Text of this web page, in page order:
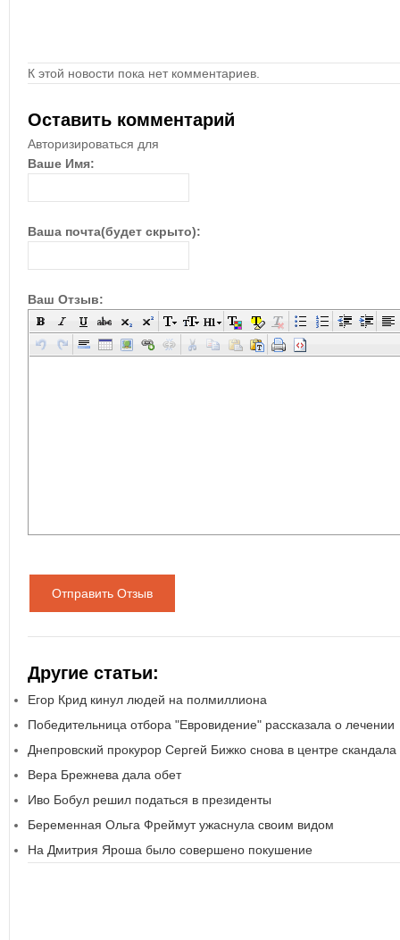
К этой новости пока нет комментариев.
Оставить комментарий
Авторизироваться для
Ваше Имя:
Ваша почта(будет скрыто):
Ваш Отзыв:
Отправить Отзыв
Другие статьи:
Егор Крид кинул людей на полмиллиона
Победительница отбора "Евровидение" рассказала о лечении
Днепровский прокурор Сергей Бижко снова в центре скандала
Вера Брежнева дала обет
Иво Бобул решил податься в президенты
Беременная Ольга Фреймут ужаснула своим видом
На Дмитрия Яроша было совершено покушение